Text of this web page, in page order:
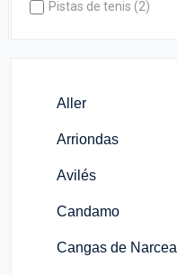
Pistas de tenis (2)
Aller
Arriondas
Avilés
Candamo
Cangas de Narcea